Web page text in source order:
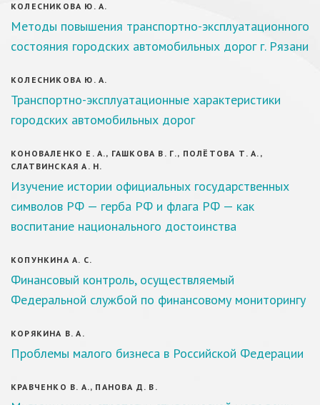
КОЛЕСНИКОВА Ю. А.
Методы повышения транспортно-эксплуатационного
состояния городских автомобильных дорог г. Рязани
КОЛЕСНИКОВА Ю. А.
Транспортно-эксплуатационные характеристики
городских автомобильных дорог
КОНОВАЛЕНКО Е. А., ГАШКОВА В. Г., ПОЛЁТОВА Т. А.,
СЛАТВИНСКАЯ А. Н.
Изучение истории официальных государственных
символов РФ — герба РФ и флага РФ — как
воспитание национального достоинства
КОПУНКИНА А. С.
Финансовый контроль, осуществляемый
Федеральной службой по финансовому мониторингу
КОРЯКИНА В. А.
Проблемы малого бизнеса в Российской Федерации
КРАВЧЕНКО В. А., ПАНОВА Д. В.